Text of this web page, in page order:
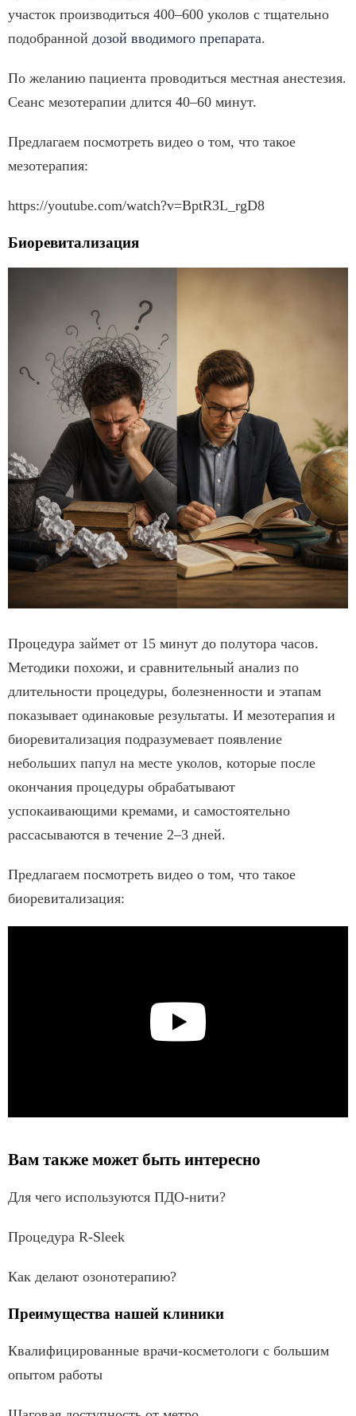
участок производиться 400–600 уколов с тщательно
подобранной дозой вводимого препарата.
По желанию пациента проводиться местная анестезия.
Сеанс мезотерапии длится 40–60 минут.
Предлагаем посмотреть видео о том, что такое
мезотерапия:
https://youtube.com/watch?v=BptR3L_rgD8
Биоревитализация
Процедура займет от 15 минут до полутора часов.
Методики похожи, и сравнительный анализ по
длительности процедуры, болезненности и этапам
показывает одинаковые результаты. И мезотерапия и
биоревитализация подразумевает появление
небольших папул на месте уколов, которые после
окончания процедуры обрабатывают
успокаивающими кремами, и самостоятельно
рассасываются в течение 2–3 дней.
Предлагаем посмотреть видео о том, что такое
биоревитализация:
Вам также может быть интересно
Для чего используются ПДО-нити?
Процедура R-Sleek
Как делают озонотерапию?
Преимущества нашей клиники
Квалифицированные врачи-косметологи с большим
опытом работы